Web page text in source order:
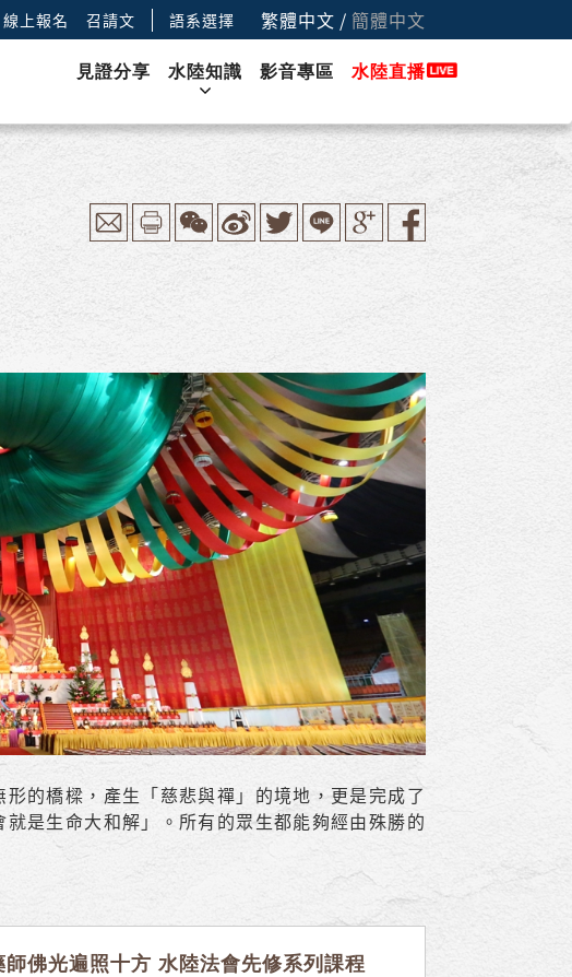
線上報名 召請文 語系選擇 繁體中文 / 簡體中文
見證分享 水陸知識 影音專區 水陸直播
的橋樑，產生「慈悲與禪」的境地，更是完成了
是生命大和解」。所有的眾生都能夠經由殊勝的
師佛光遍照十方 水陸法會先修系列課程